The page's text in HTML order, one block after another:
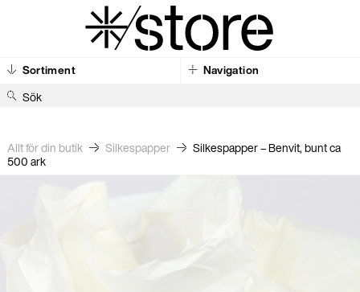
Sortiment Navigation
Sök
Allt för din butik Silkes­papper
Silkespapper – Benvit, bunt ca
500 ark